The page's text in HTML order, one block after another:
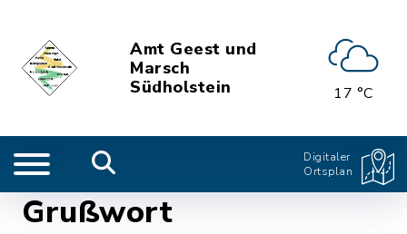
Amt Geest und
Marsch
Südholstein
17 °C
Digitaler
Ortsplan
Grußwort